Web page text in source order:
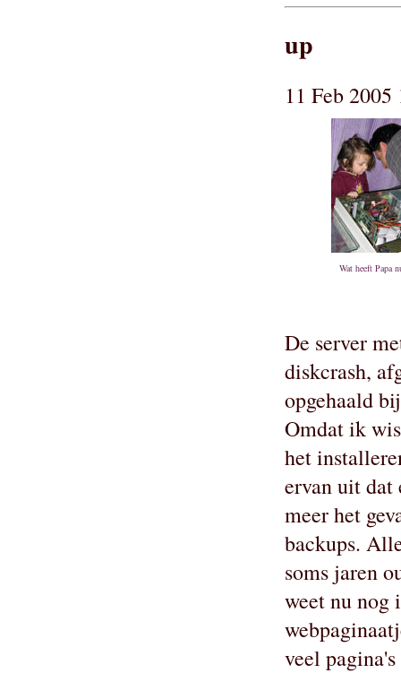
up
11 Feb 2005
Wat heeft Papa
De server
diskcrash,
opgehaald
Omdat ik
het
ervan uit dat
meer het
backups.
soms jaren
weet nu nog
veel